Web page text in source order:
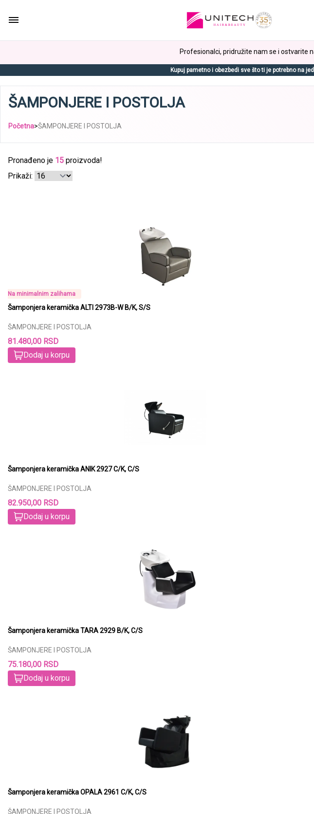
Profesionalci, pridružite nam se i ostvarite
Kupuj pametno i obezbedi sve što ti je potrebno na
ŠAMPONJERE I POSTOLJA
Početna>ŠAMPONJERE I POSTOLJA
Pronađeno je 15 proizvoda!
Prikaži:
Na minimalnim zalihama
Šamponjera keramička ALTI 2973B-W B/K, S/S
ŠAMPONJERE I POSTOLJA
81.480,00 RSD
Dodaj u korpu
Šamponjera keramička ANIK 2927 C/K, C/S
ŠAMPONJERE I POSTOLJA
82.950,00 RSD
Dodaj u korpu
Šamponjera keramička TARA 2929 B/K, C/S
ŠAMPONJERE I POSTOLJA
75.180,00 RSD
Dodaj u korpu
Šamponjera keramička OPALA 2961 C/K, C/S
ŠAMPONJERE I POSTOLJA